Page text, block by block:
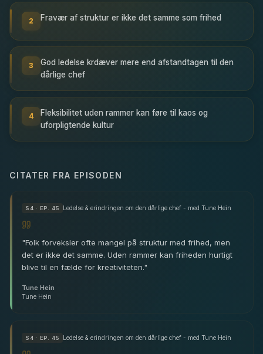
2 Fravær af struktur er ikke det samme som frihed
3
God ledelse krdæver mere end afstandtagen til den
dårlige chef
4
Fleksibilitet uden rammer kan føre til kaos og
uforpligtende kultur
CITATER FRA EPISODEN
S4 · EP. 45 Ledelse & erindringen om den dårlige chef - med Tune Hein
"Folk forveksler ofte mangel på struktur med frihed, men
det er ikke det samme. Uden rammer kan friheden hurtigt
blive til en fælde for kreativiteten."
Tune Hein
Tune Hein
S4 · EP. 45 Ledelse & erindringen om den dårlige chef - med Tune Hein